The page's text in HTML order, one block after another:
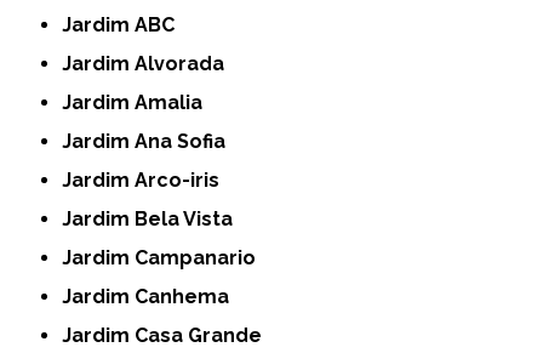
Jardim ABC
Jardim Alvorada
Jardim Amalia
Jardim Ana Sofia
Jardim Arco-iris
Jardim Bela Vista
Jardim Campanario
Jardim Canhema
Jardim Casa Grande